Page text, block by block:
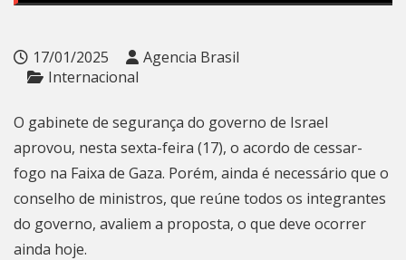
17/01/2025
Agencia Brasil
Internacional
O gabinete de segurança do governo de Israel
aprovou, nesta sexta-feira (17), o acordo de cessar-
fogo na Faixa de Gaza. Porém, ainda é necessário que o
conselho de ministros, que reúne todos os integrantes
do governo, avaliem a proposta, o que deve ocorrer
ainda hoje.